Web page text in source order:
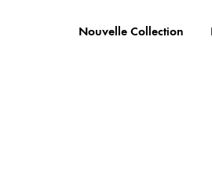
Nouvelle Collection